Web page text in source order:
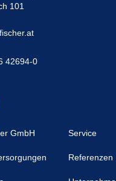
101
42694-0
GmbH Service
Referenzen